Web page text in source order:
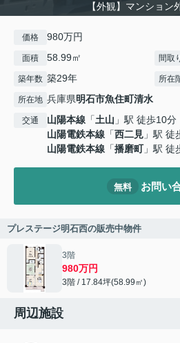
【外観】マンション
価格 980万円
面積 58.99㎡ 間取
築年数 築29年 所在
所在地 兵庫県明石市魚住町清水
交通 山陽本線 「土山 」駅 徒歩10分
山陽電鉄本線 「西二見 」駅 徒
山陽電鉄本線 「播磨町」駅 徒
無料 お問い
プレステージ明石西の販売中物件
3階
980万円
3階 / 17.84坪(58.99㎡)
周辺施設